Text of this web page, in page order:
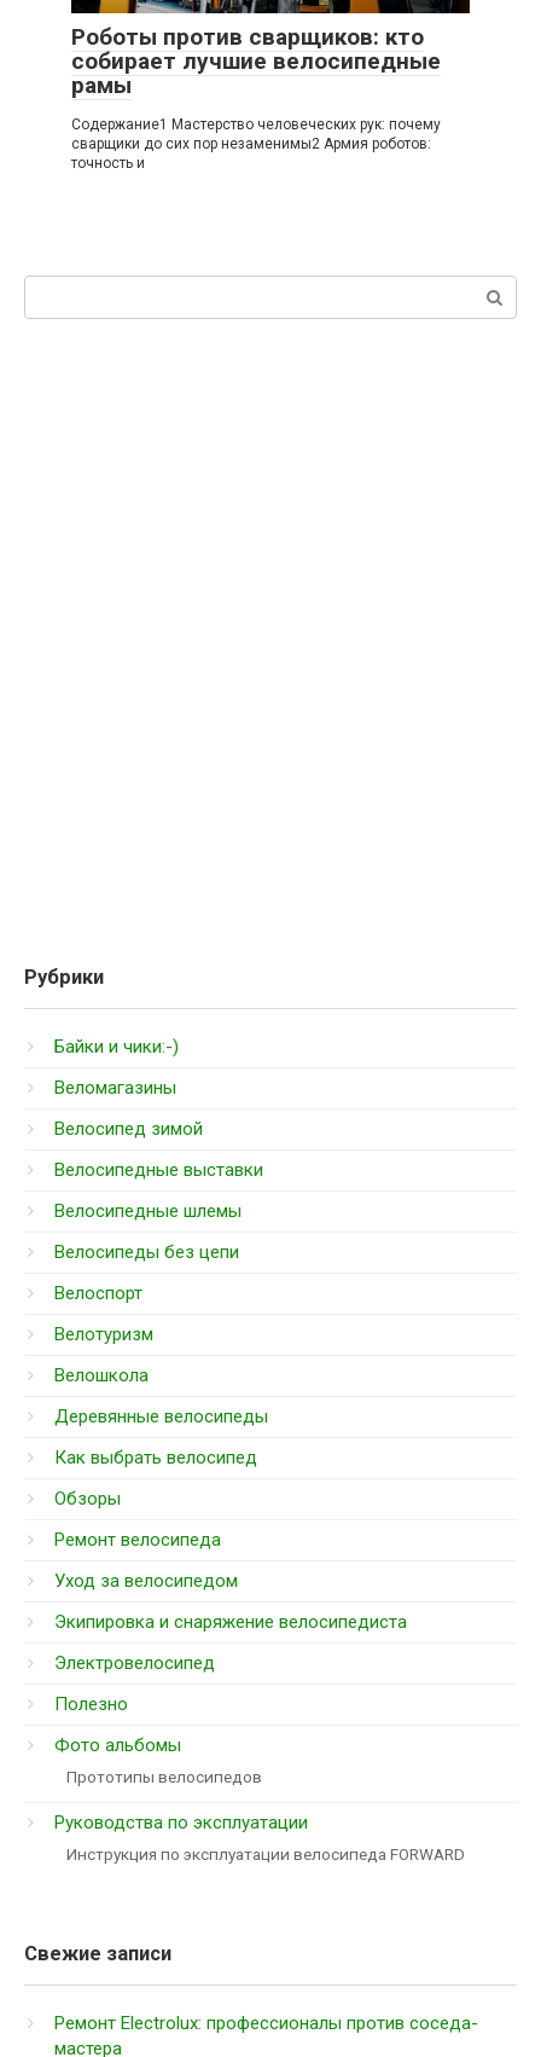
Роботы против сварщиков: кто
собирает лучшие велосипедные
рамы
Содержание1 Мастерство человеческих рук: почему
сварщики до сих пор незаменимы2 Армия роботов:
точность и
Рубрики
Байки и чики:-)
Веломагазины
Велосипед зимой
Велосипедные выставки
Велосипедные шлемы
Велосипеды без цепи
Велоспорт
Велотуризм
Велошкола
Деревянные велосипеды
Как выбрать велосипед
Обзоры
Ремонт велосипеда
Уход за велосипедом
Экипировка и снаряжение велосипедиста
Электровелосипед
Полезно
Фото альбомы
Прототипы велосипедов
Руководства по эксплуатации
Инструкция по эксплуатации велосипеда FORWARD
Свежие записи
Ремонт Electrolux: профессионалы против соседа-
мастера